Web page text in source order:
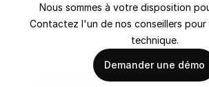
Nous sommes à votre disposition
Contactez l'un de nos conseillers pour
technique.
Demander une démo